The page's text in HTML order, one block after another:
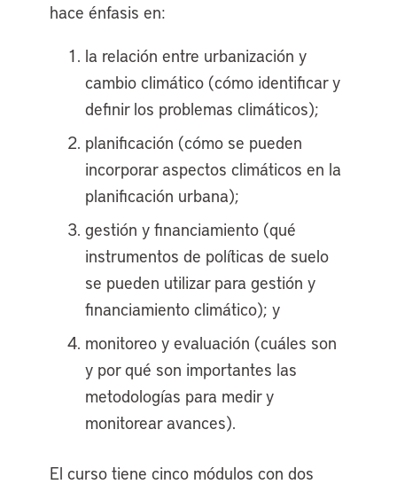
hace énfasis en:
la relación entre urbanización y
cambio climático (cómo identificar y
definir los problemas climáticos);
planificación (cómo se pueden
incorporar aspectos climáticos en la
planificación urbana);
gestión y financiamiento (qué
instrumentos de políticas de suelo
se pueden utilizar para gestión y
financiamiento climático); y
monitoreo y evaluación (cuáles son
y por qué son importantes las
metodologías para medir y
monitorear avances).
El curso tiene cinco módulos con dos